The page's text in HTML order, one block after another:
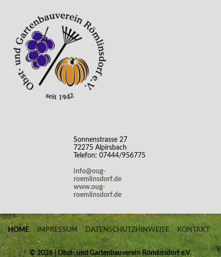
Sonnenstrasse 27
72275 Alpirsbach
Telefon: 07444/956775
info@oug-
roemlinsdorf.de
www.oug-
roemlinsdorf.de
HOME IMPRESSUM DATENSCHUTZHINWEISE KONTAKT
©2026 | Obst- und Gartenbauverein Römlinsdorf e.V.